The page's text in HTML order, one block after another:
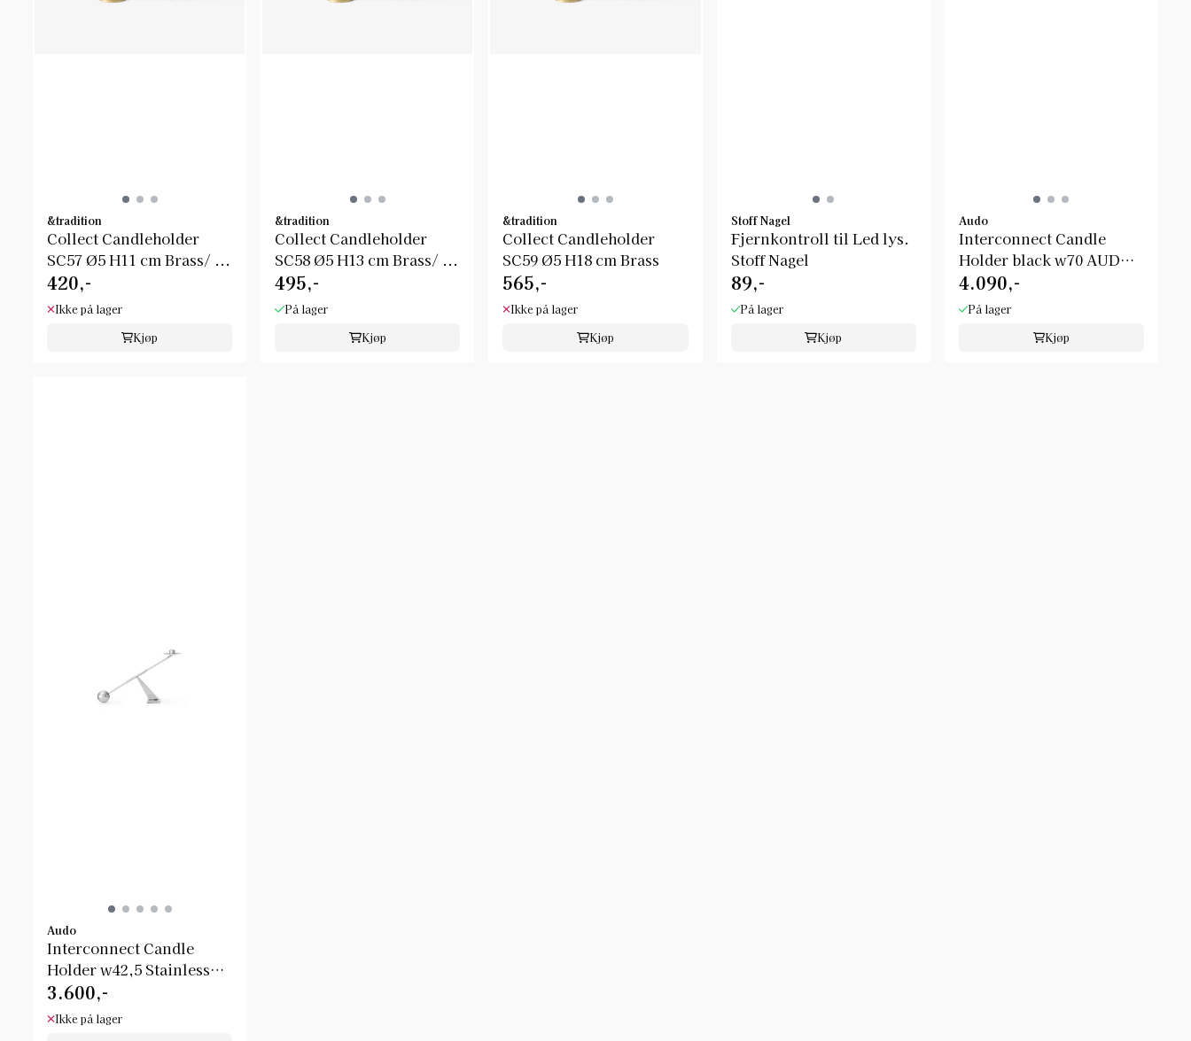
&tradition
Collect Candleholder
SC57 Ø5 H11 cm Brass/ ...
420,-
Ikke på lager
Kjøp
&tradition
Collect Candleholder
SC58 Ø5 H13 cm Brass/ ...
495,-
På lager
Kjøp
&tradition
Collect Candleholder
SC59 Ø5 H18 cm Brass
565,-
Ikke på lager
Kjøp
Stoff Nagel
Fjernkontroll til Led lys.
Stoff Nagel
89,-
På lager
Kjøp
Audo
Interconnect Candle
Holder black w70 AUDO
...
4.090,-
På lager
Kjøp
Audo
Interconnect Candle
Holder w42,5 Stainless
Steel ...
3.600,-
Ikke på lager